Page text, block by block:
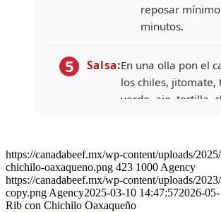
reposar
minutos.
5 Salsa:En una olla pon el
los chiles, jitomate,
verde, ajo, tortilla,
enfriar y licuar
obtener una salsa
tersa.
https://canadabeef.mx/wp-content/uploads/
chichilo-oaxaqueno.png 423 1000 Agency
https://canadabeef.mx/wp-content/uploads/
copy.png Agency2025-03-10 14:47:572026-
Rib con Chichilo Oaxaqueño
4
Porciones